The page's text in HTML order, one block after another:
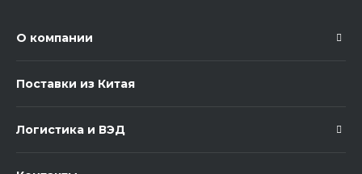
О компании
Поставки из Китая
Логистика и ВЭД